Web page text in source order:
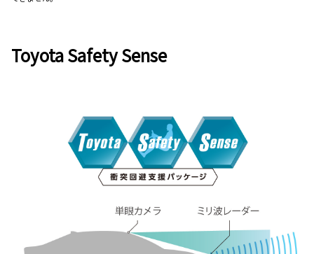
Toyota Safety Sense